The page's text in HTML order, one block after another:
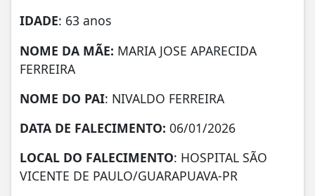
IDADE: 63 anos
NOME DA MÃE: MARIA JOSE APARECIDA
FERREIRA
NOME DO PAI: NIVALDO FERREIRA
DATA DE FALECIMENTO: 06/01/2026
LOCAL DO FALECIMENTO: HOSPITAL SÃO
VICENTE DE PAULO/GUARAPUAVA-PR